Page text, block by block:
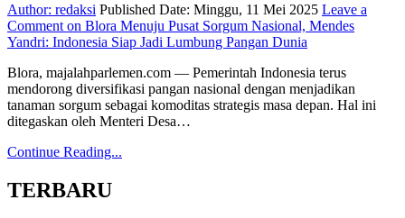
Author: redaksi Published Date: Minggu, 11 Mei 2025 Leave a
Comment on Blora Menuju Pusat Sorgum Nasional, Mendes
Yandri: Indonesia Siap Jadi Lumbung Pangan Dunia
Blora, majalahparlemen.com — Pemerintah Indonesia terus
mendorong diversifikasi pangan nasional dengan menjadikan
tanaman sorgum sebagai komoditas strategis masa depan. Hal ini
ditegaskan oleh Menteri Desa…
Continue Reading...
TERBARU